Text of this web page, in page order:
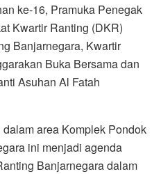
ke-16, Pramuka Penegak
Kwartir Ranting (DKR)
Banjarnegara, Kwartir
Buka Bersama dan
Asuhan Al Fatah
area Komplek Pondok
ini menjadi agenda
Banjarnegara dalam